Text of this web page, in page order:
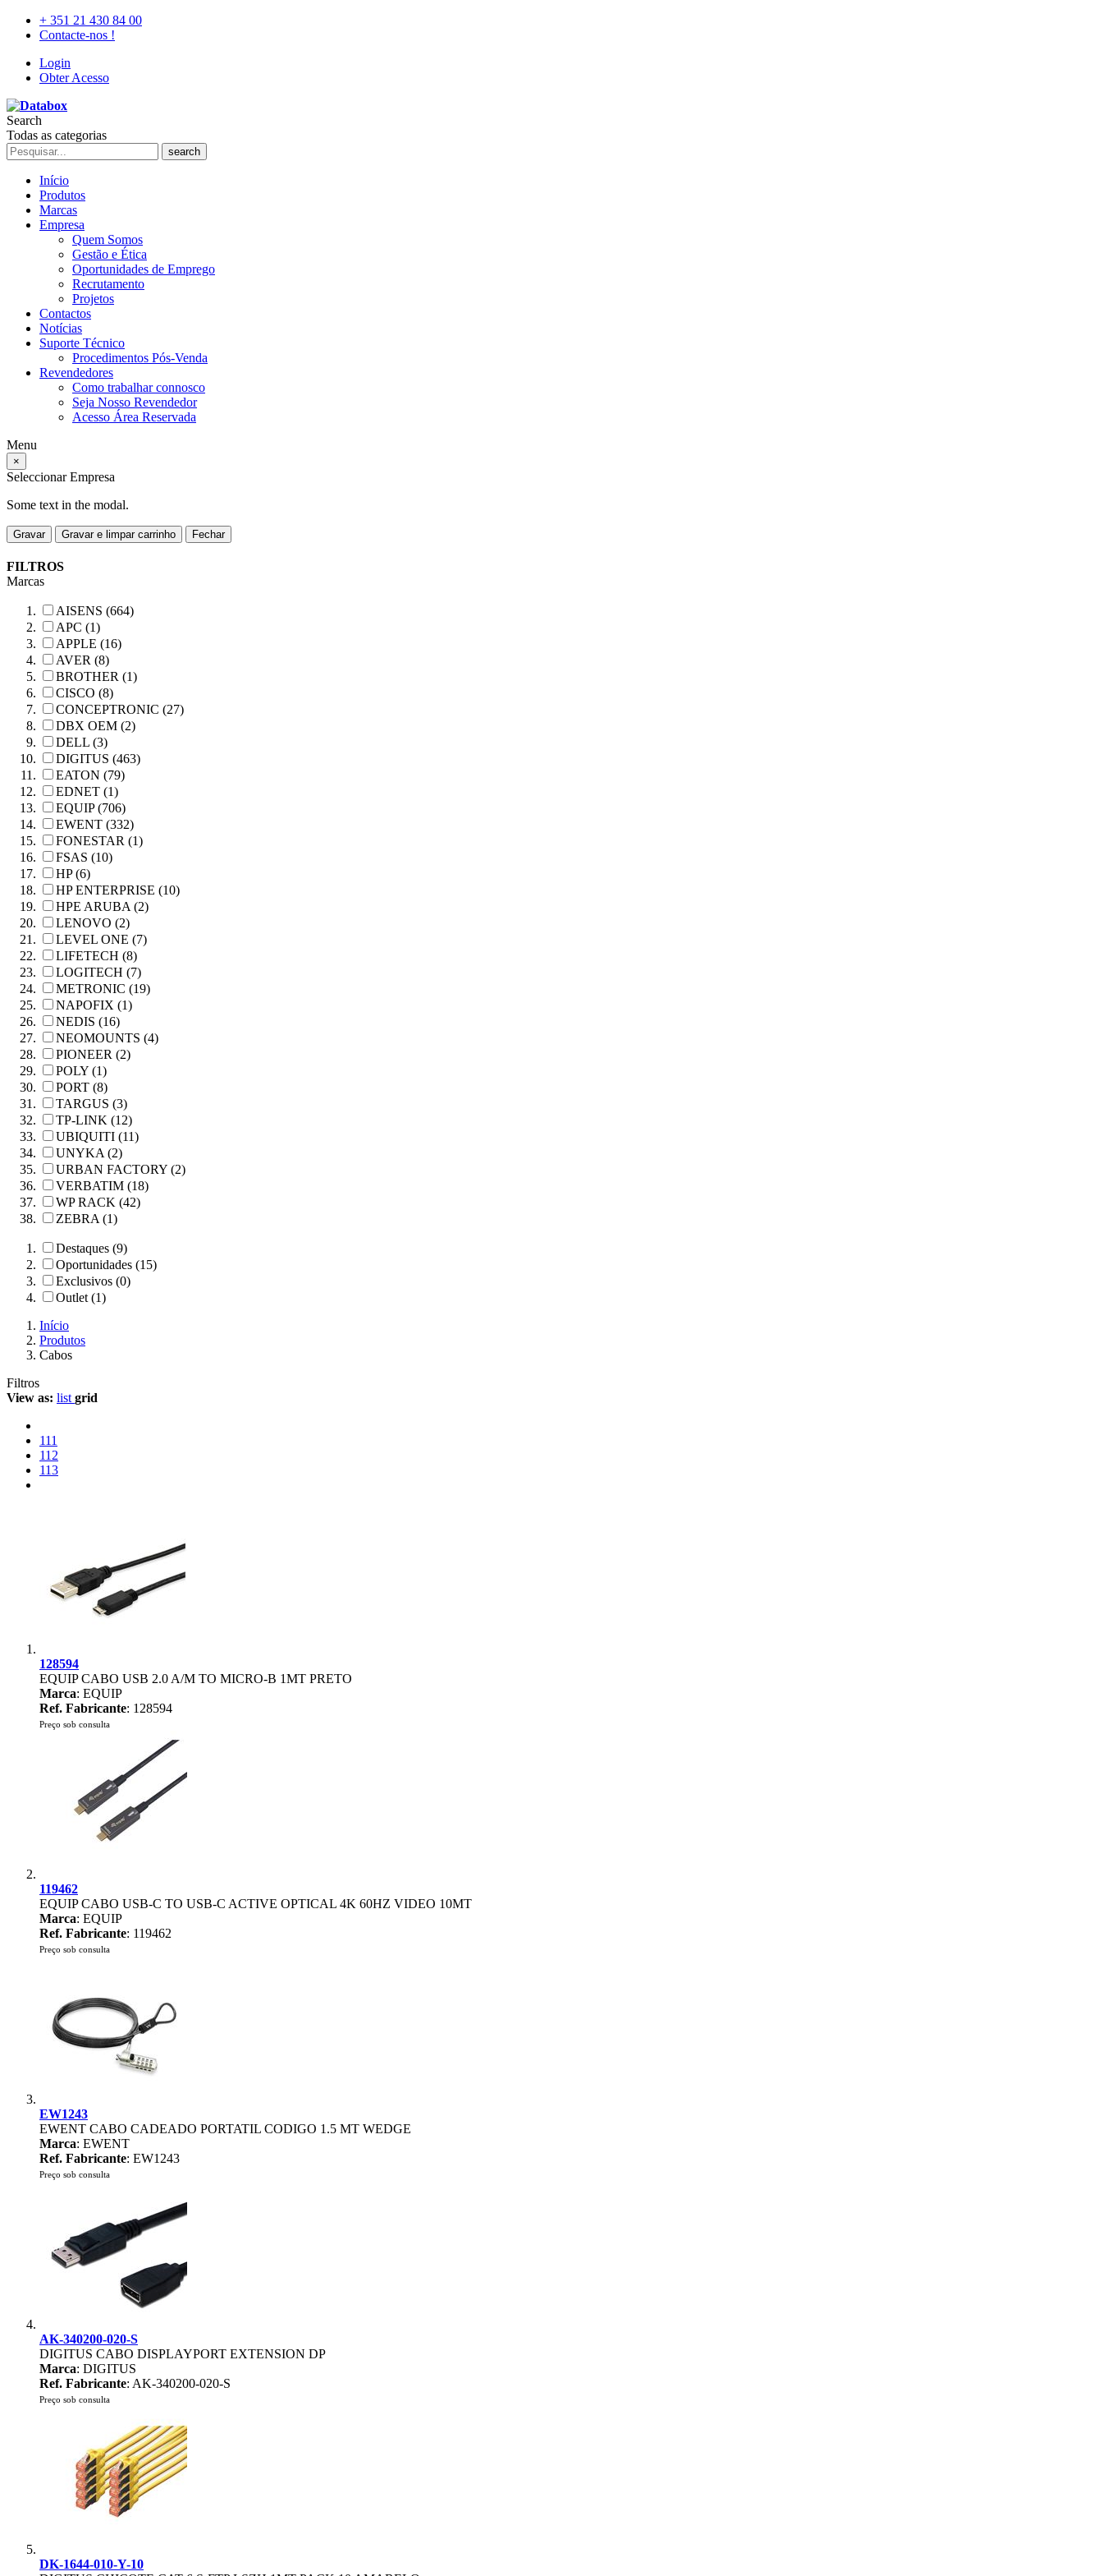
+ 351 21 430 84 00
Contacte-nos !
Login
Obter Acesso
Search
Todas as categorias
search
Início
Produtos
Marcas
Empresa
Quem Somos
Gestão e Ética
Oportunidades de Emprego
Recrutamento
Projetos
Contactos
Notícias
Suporte Técnico
Procedimentos Pós-Venda
Revendedores
Como trabalhar connosco
Seja Nosso Revendedor
Acesso Área Reservada
Menu
×
Seleccionar Empresa
Some text in the modal.
Gravar Gravar e limpar carrinho Fechar
FILTROS
Marcas
AISENS (664)
APC (1)
APPLE (16)
AVER (8)
BROTHER (1)
CISCO (8)
CONCEPTRONIC (27)
DBX OEM (2)
DELL (3)
DIGITUS (463)
EATON (79)
EDNET (1)
EQUIP (706)
EWENT (332)
FONESTAR (1)
FSAS (10)
HP (6)
HP ENTERPRISE (10)
HPE ARUBA (2)
LENOVO (2)
LEVEL ONE (7)
LIFETECH (8)
LOGITECH (7)
METRONIC (19)
NAPOFIX (1)
NEDIS (16)
NEOMOUNTS (4)
PIONEER (2)
POLY (1)
PORT (8)
TARGUS (3)
TP-LINK (12)
UBIQUITI (11)
UNYKA (2)
URBAN FACTORY (2)
VERBATIM (18)
WP RACK (42)
ZEBRA (1)
Destaques (9)
Oportunidades (15)
Exclusivos (0)
Outlet (1)
Início
Produtos
Cabos
Filtros
View as: list grid
111
112
113
128594
EQUIP CABO USB 2.0 A/M TO MICRO-B 1MT PRETO
Marca: EQUIP
Ref. Fabricante: 128594
Preço sob consulta
119462
EQUIP CABO USB-C TO USB-C ACTIVE OPTICAL 4K 60HZ VIDEO 10MT
Marca: EQUIP
Ref. Fabricante: 119462
Preço sob consulta
EW1243
EWENT CABO CADEADO PORTATIL CODIGO 1.5 MT WEDGE
Marca: EWENT
Ref. Fabricante: EW1243
Preço sob consulta
AK-340200-020-S
DIGITUS CABO DISPLAYPORT EXTENSION DP
Marca: DIGITUS
Ref. Fabricante: AK-340200-020-S
Preço sob consulta
DK-1644-010-Y-10